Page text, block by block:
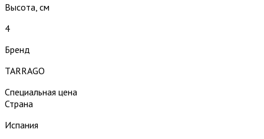
Высота, см
4
Бренд
TARRAGO
Специальная цена
Страна
Испания